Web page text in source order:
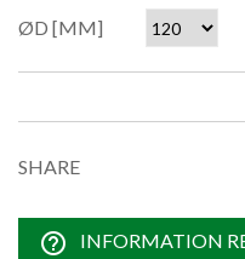
ØD [MM]
SHARE
help_outline INFORMATION